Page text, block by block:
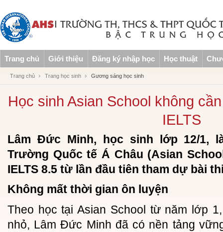
Trang chủ Giới thiệu Đăng ký nhập học Học thuật
Trang chủ Trang học sinh Gương sáng học sinh
Học sinh Asian School không
IELTS
Lâm Đức Minh, học sinh lớp 12/1,
Trường Quốc tế Á Châu (Asian
IELTS 8.5 từ lần đầu tiên tham dự bài
Không mất thời gian ôn luyện
Theo học tại Asian School từ năm lớp
nhỏ, Lâm Đức Minh đã có nền tảng